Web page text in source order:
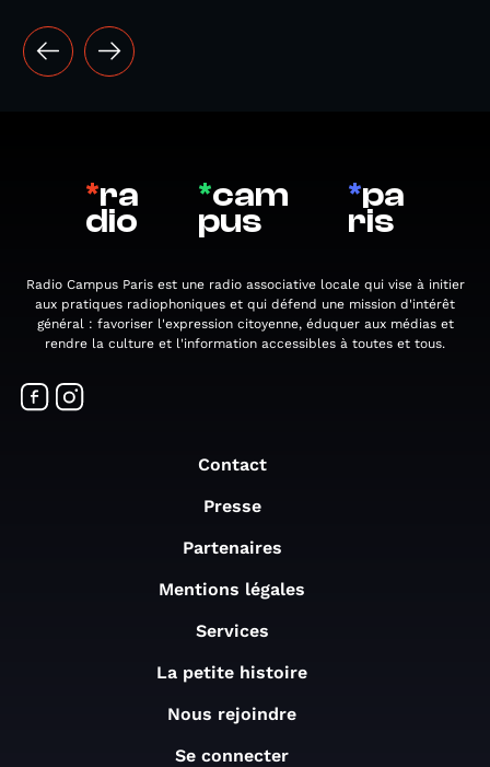
*ra
dio
*cam
pus
*pa
ris
Radio Campus Paris est une radio associative locale qui vise à initier
aux pratiques radiophoniques et qui défend une mission d'intérêt
général : favoriser l'expression citoyenne, éduquer aux médias et
rendre la culture et l'information accessibles à toutes et tous.
Contact
Presse
Partenaires
Mentions légales
Services
La petite histoire
Nous rejoindre
Se connecter